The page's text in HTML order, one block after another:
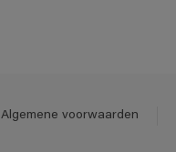
Algemene voorwaarden